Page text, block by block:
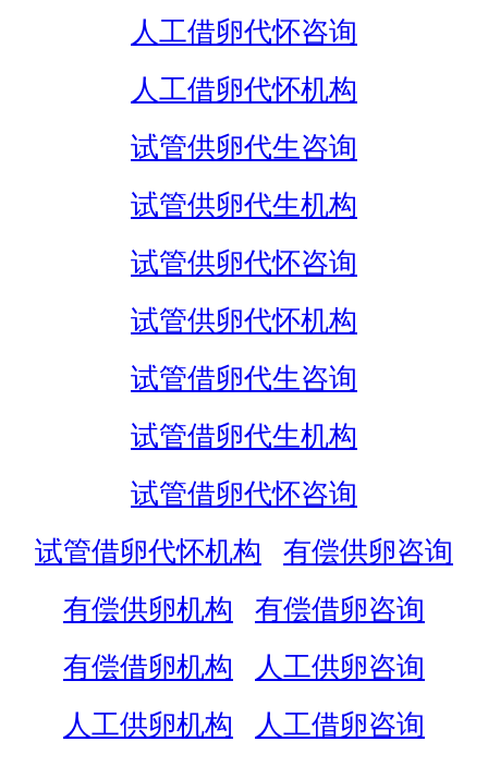
人工借卵代怀咨询
人工借卵代怀机构
试管供卵代生咨询
试管供卵代生机构
试管供卵代怀咨询
试管供卵代怀机构
试管借卵代生咨询
试管借卵代生机构
试管借卵代怀咨询
试管借卵代怀机构
有偿供卵咨询
有偿供卵机构
有偿借卵咨询
有偿借卵机构
人工供卵咨询
人工供卵机构
人工借卵咨询